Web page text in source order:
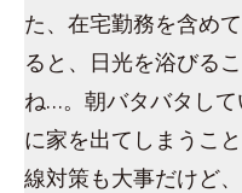
た、在宅勤務を含め
ると、日光を浴びる
ね…。朝バタバタし
に家を出てしまうこ
線対策も大事だけど